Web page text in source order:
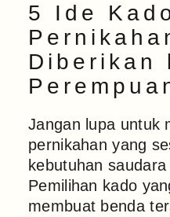
5 Ide
Diberikan
Jangan lupa untuk
pernikahan yang
kebutuhan
Pemilihan kado
membuat benda